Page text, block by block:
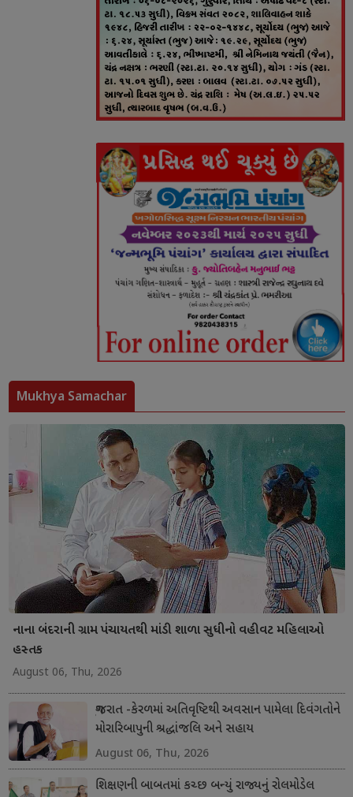
Mukhya Samachar
નાના બંદરાની ગ્રામ પંચાયતથી માંડી શાળા સુધીનો વહીવટ મહિલાઓ
હસ્તક
August 06, Thu, 2026
ગુજરાત -કેરળમાં અતિવૃષ્ટિથી અવસાન પામેલા દિવંગતોને
મોરારિબાપુની શ્રદ્ધાંજલિ અને સહાય
August 06, Thu, 2026
શિક્ષણની બાબતમાં કચ્છ બન્યું રાજ્યનું રોલમોડેલ